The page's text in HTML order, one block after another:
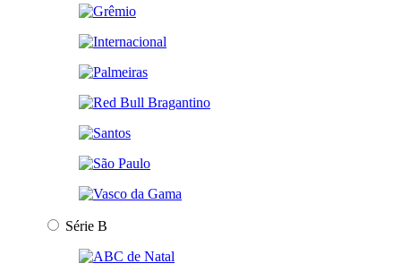
Série B